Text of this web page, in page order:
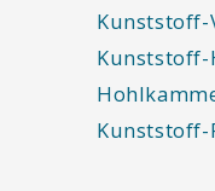
Kunststoff-
Kunststoff-